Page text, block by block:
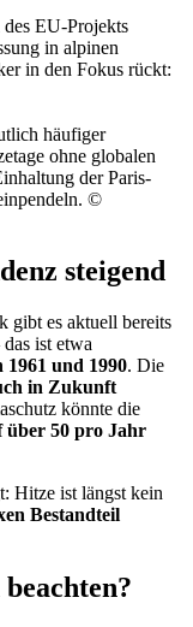
EU-Projekts
in alpinen
in den Fokus rückt:
häufiger
ohne globalen
der Paris-
©
steigend
gibt es aktuell bereits
ist etwa
1961 und 1990. Die
in Zukunft
könnte die
50 pro Jahr
Hitze ist längst kein
Bestandteil